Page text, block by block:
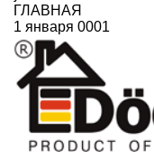
ГЛАВНАЯ
1 января 0001